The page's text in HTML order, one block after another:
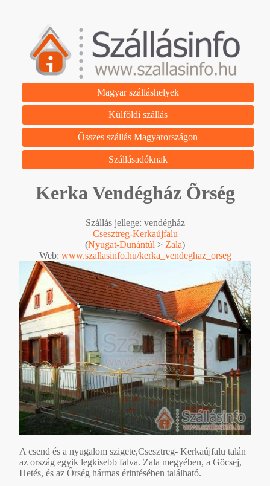
Magyar szálláshelyek
Külföldi szállás
Összes szállás Magyarországon
Szállásadóknak
Kerka Vendégház Õrség
Szállás jellege: vendégház
Csesztreg-Kerkaújfalu
(Nyugat-Dunántúl > Zala)
Web: www.szallasinfo.hu/kerka_vendeghaz_orseg
A csend és a nyugalom szigete,Csesztreg- Kerkaújfalu talán
az ország egyik legkisebb falva. Zala megyében, a Göcsej,
Hetés, és az Őrség hármas érintésében található.